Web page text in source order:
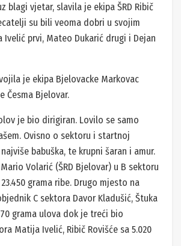
blagi vjetar, slavila je ekipa ŠRD Ribič
su bili veoma dobri u svojim
Ivelić prvi, Mateo Dukarić drugi i Dejan
je ekipa Bjelovacke Markovac
Česma Bjelovar.
je bio dirigiran. Lovilo se samo
Ovisno o sektoru i startnoj
babuška, te krupni šaran i amur.
Volarić (ŠRD Bjelovar) u B sektoru
grama ribe. Drugo mjesto na
C sektora Davor Kladušić, Štuka
grama ulova dok je treći bio
Matija Ivelić, Ribič Rovišće sa 5.020